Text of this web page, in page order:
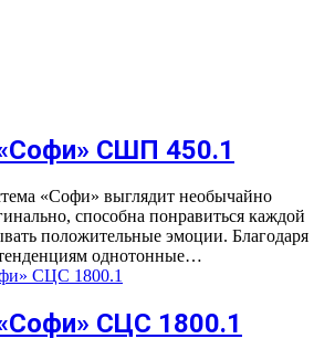
СШП 450.1
«Софи» выглядит необычайно
способна понравиться каждой
положительные эмоции. Благодаря
однотонные…
СЦС 1800.1